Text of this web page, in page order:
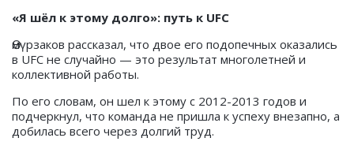
«Я шёл к этому долго»: путь к UFC
Өмүрзаков рассказал, что двое его подопечных оказались
в UFC не случайно — это результат многолетней и
коллективной работы.
По его словам, он шел к этому с 2012-2013 годов и
подчеркнул, что команда не пришла к успеху внезапно, а
добилась всего через долгий труд.